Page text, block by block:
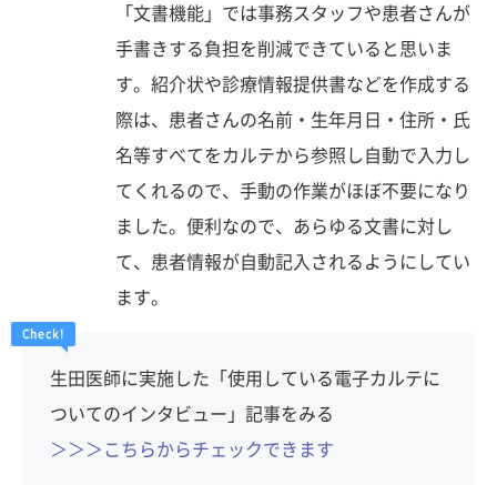
「文書機能」では事務スタッフや患者さんが
手書きする負担を削減できていると思いま
す。紹介状や診療情報提供書などを作成する
際は、患者さんの名前・生年月日・住所・氏
名等すべてをカルテから参照し自動で入力し
てくれるので、手動の作業がほぼ不要になり
ました。便利なので、あらゆる文書に対し
て、患者情報が自動記入されるようにしてい
ます。
生田医師に実施した「使用している電子カルテに
ついてのインタビュー」記事をみる
＞＞＞こちらからチェックできます